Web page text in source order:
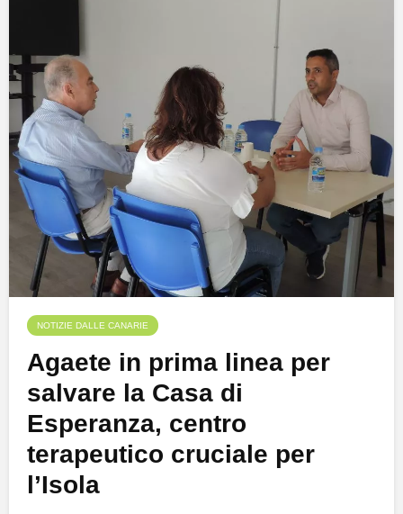
NOTIZIE DALLE CANARIE
Agaete in prima linea per
salvare la Casa di
Esperanza, centro
terapeutico cruciale per
l’Isola